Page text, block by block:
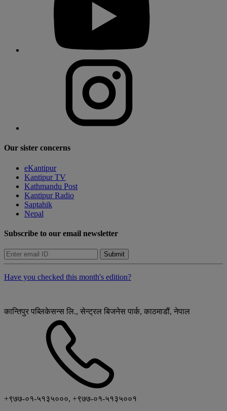
Our sister concerns
eKantipur
Kantipur TV
Kathmandu Post
Kantipur Radio
Saptahik
Nepal
Subscribe to our email newsletter
Submit
Have you checked this month's edition?
कान्तिपुर पब्लिकेसन्स लि., सेन्ट्रल बिजनेस पार्क, काठमाडौं, नेपाल
+९७७-०१-५१३५०००, +९७७-०१-५१३५००१